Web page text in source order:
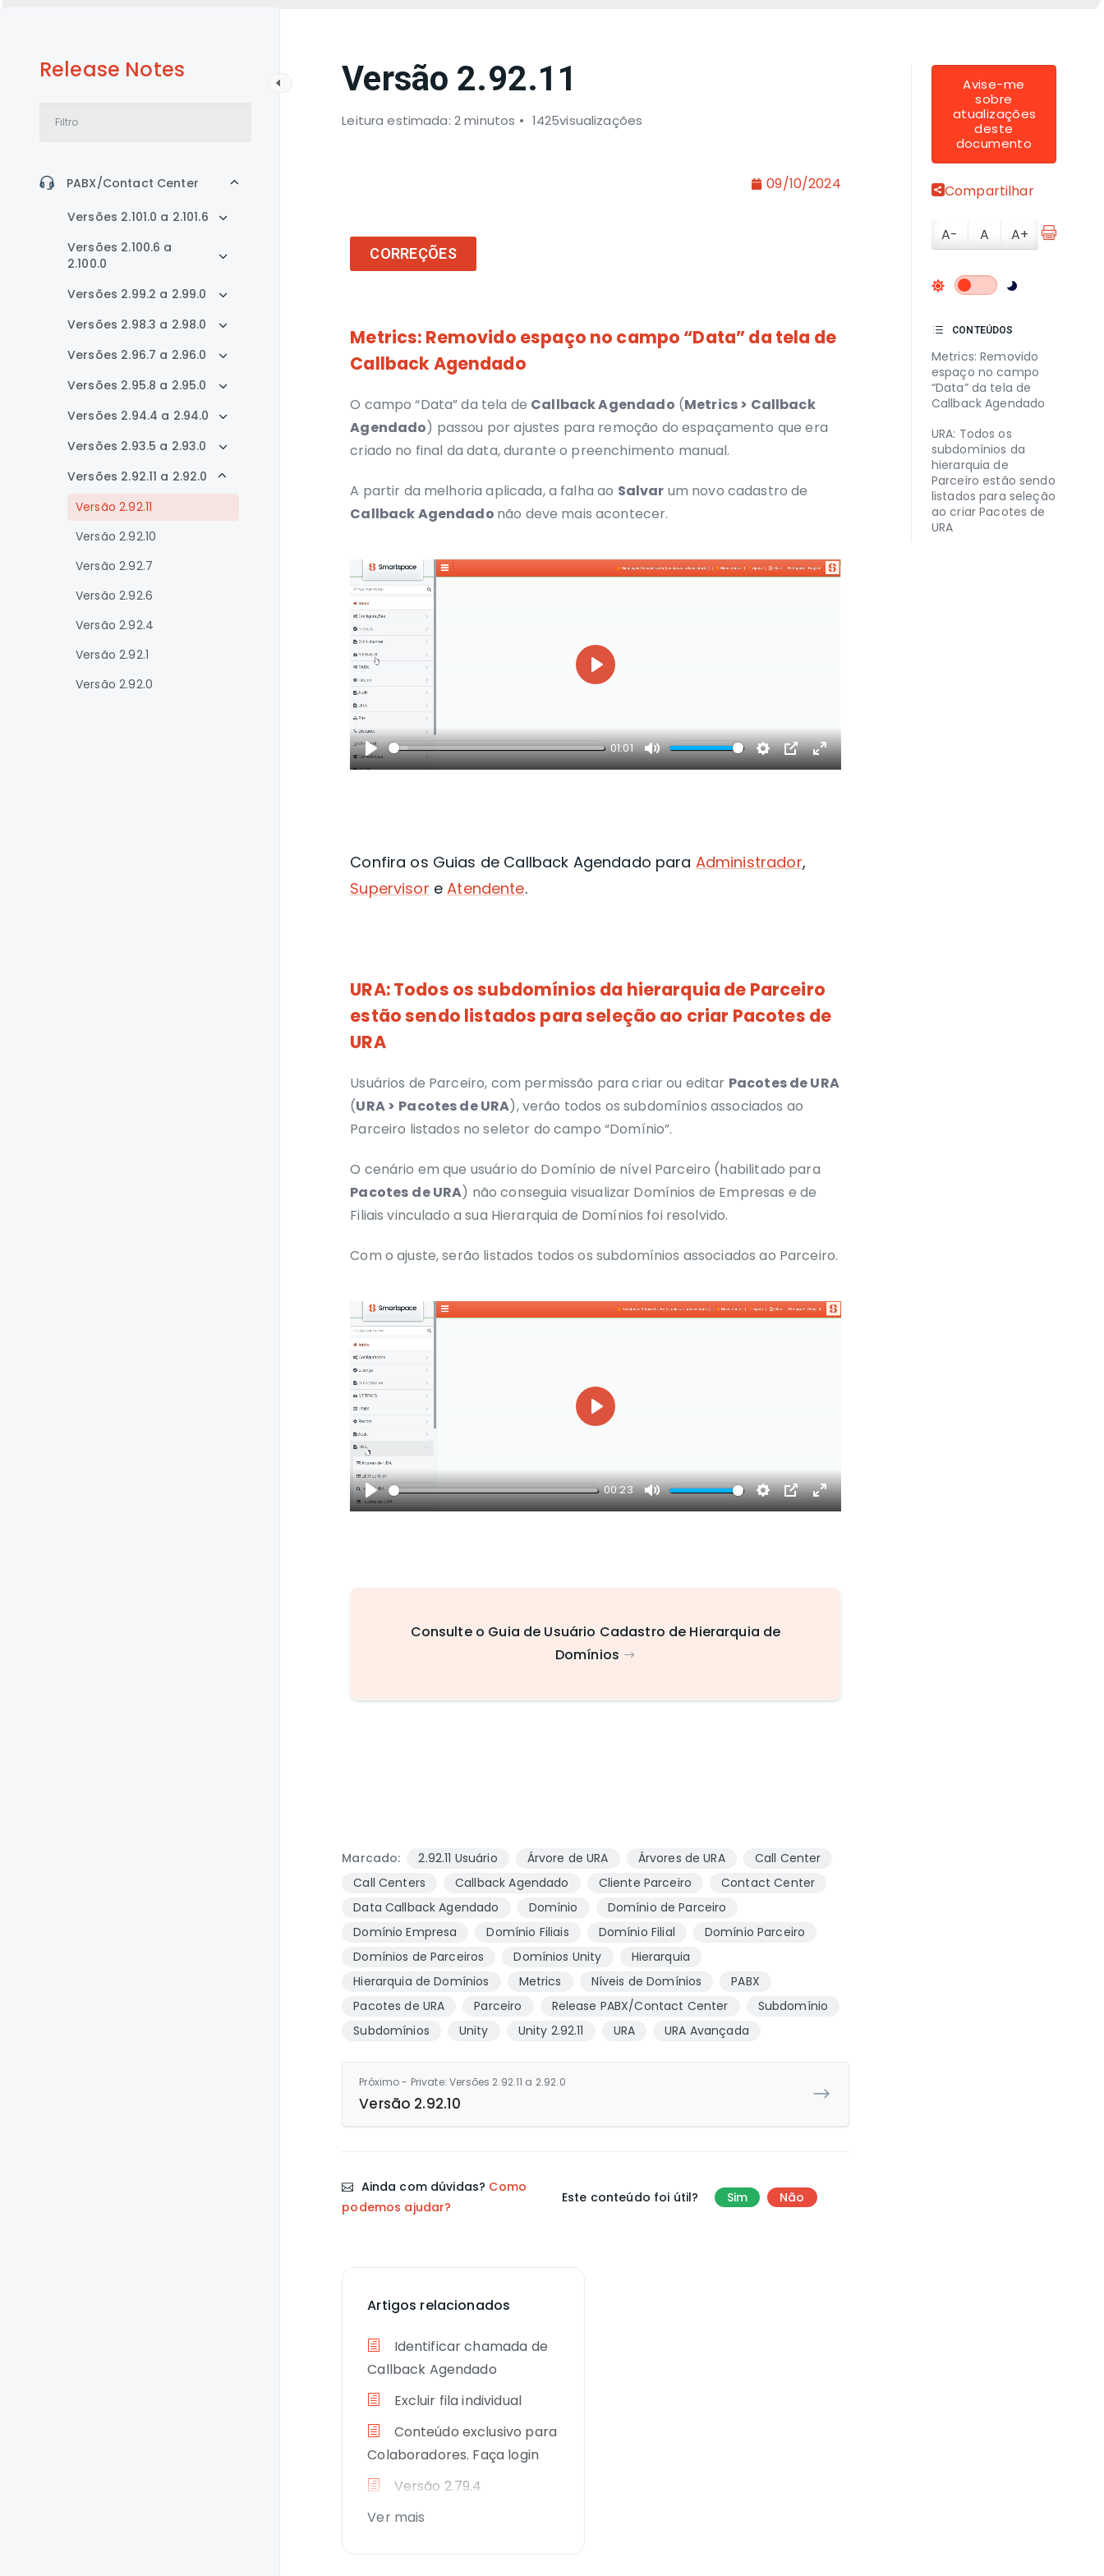
Release Notes
PABX/Contact Center
Versões 2.101.0 a 2.101.6
Versões 2.100.6 a
2.100.0
Versões 2.99.2 a 2.99.0
Versões 2.98.3 a 2.98.0
Versões 2.96.7 a 2.96.0
Versões 2.95.8 a 2.95.0
Versões 2.94.4 a 2.94.0
Versões 2.93.5 a 2.93.0
Versões 2.92.11 a 2.92.0
Versão 2.92.11
Versão 2.92.10
Versão 2.92.7
Versão 2.92.6
Versão 2.92.4
Versão 2.92.1
Versão 2.92.0
Versão 2.92.11
Leitura estimada: 2 minutos 1425visualizações
09/10/2024
CORREÇÕES
Metrics: Removido espaço no campo “Data” da tela de
Callback Agendado
O campo “Data” da tela de Callback Agendado (Metrics > Callback
Agendado) passou por ajustes para remoção do espaçamento que era
criado no final da data, durante o preenchimento manual.
A partir da melhoria aplicada, a falha ao Salvar um novo cadastro de
Callback Agendado não deve mais acontecer.
Play
01:01
Mute Settings
PIP Enter
Play
Confira os Guias de Callback Agendado para Administrador,
Supervisor eAtendente.
URA: Todos os subdomínios da hierarquia de Parceiro
estão sendo listados para seleção ao criar Pacotes de
URA
Usuários de Parceiro, com permissão para criar ou editar Pacotes de URA
(URA > Pacotes de URA), verão todos os subdomínios associados ao
Parceiro listados no seletor do campo “Domínio”.
O cenário em que usuário do Domínio de nível Parceiro (habilitado para
Pacotes de URA) não conseguia visualizar Domínios de Empresas e de
Filiais vinculado a sua Hierarquia de Domínios foi resolvido.
Com o ajuste, serão listados todos os subdomínios associados ao Parceiro.
Play
00:23
Mute Settings
PIP Enter
Play
Consulte o Guia de Usuário Cadastro de Hierarquia de
Domínios
Marcado: 2.92.11 Usuário Árvore de URA Árvores de URA
Call Center
Call Centers
Callback Agendado Cliente Parceiro
Contact Center
Data Callback Agendado
Domínio
Domínio de Parceiro
Domínio Empresa
Domínio Filiais Domínio Filial
Domínio Parceiro
Domínios de Parceiros
Domínios Unity
Hierarquia
Hierarquia de Domínios
Metrics Níveis de Domínios
PABX
Pacotes de URA
Parceiro Release PABX/Contact Center
Subdomínio
Subdomínios
Unity Unity 2.92.11 URA URA Avançada
Próximo - Private: Versões 2.92.11 a 2.92.0
Versão 2.92.10
Ainda com dúvidas? Como
podemos ajudar?
Este conteúdo foi útil? Sim Não
Artigos relacionados
Identificar chamada de
Callback Agendado
Excluir fila individual
Conteúdo exclusivo para
Colaboradores. Faça login
Versão 2.79.4
Ver mais
Avise-me
sobre
atualizações
deste
documento
Compartilhar
A- A A+
CONTEÚDOS
Metrics: Removido
espaço no campo
“Data” da tela de
Callback Agendado
URA: Todos os
subdomínios da
hierarquia de
Parceiro estão sendo
listados para seleção
ao criar Pacotes de
URA